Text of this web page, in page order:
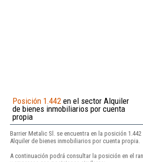
Posición 1.442 en el sector Alquiler
de bienes inmobiliarios por cuenta
propia
Barrier Metalic Sl. se encuentra en la posición
Alquiler de bienes inmobiliarios por cuenta propia.
A continuación podrá consultar la posición en el